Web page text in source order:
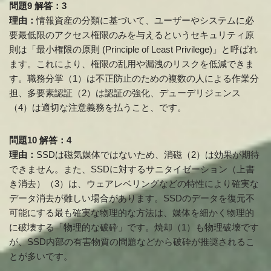
問題9 解答：3
理由：情報資産の分類に基づいて、ユーザーやシステムに必
要最低限のアクセス権限のみを与えるというセキュリティ原
則は「最小権限の原則 (Principle of Least Privilege)」と呼ばれ
ます。これにより、権限の乱用や漏洩のリスクを低減できま
す。職務分掌（1）は不正防止のための複数の人による作業分
担、多要素認証（2）は認証の強化、デューデリジェンス
（4）は適切な注意義務を払うこと、です。
問題10 解答：4
理由： SSDは磁気媒体ではないため、消磁（2）は効果が期待
できません。また、SSDに対するサニタイゼーション（上書
き消去）（3）は、ウェアレベリングなどの特性により確実な
データ消去が難しい場合があります。SSDのデータを復元不
可能にする最も確実な物理的な方法は、媒体を細かく物理的
に破壊する「物理的な破砕」です。焼却（1）も物理破壊です
が、SSD内部の有害物質の問題などから破砕が推奨されるこ
とが多いです。